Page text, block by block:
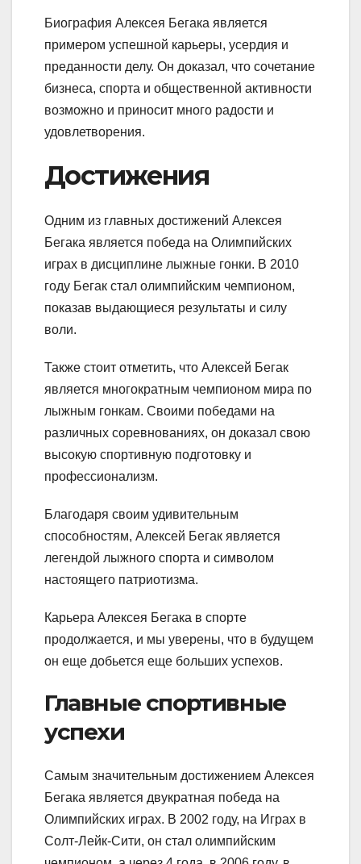
Биография Алексея Бегака является
примером успешной карьеры, усердия и
преданности делу. Он доказал, что сочетание
бизнеса, спорта и общественной активности
возможно и приносит много радости и
удовлетворения.
Достижения
Одним из главных достижений Алексея
Бегака является победа на Олимпийских
играх в дисциплине лыжные гонки. В 2010
году Бегак стал олимпийским чемпионом,
показав выдающиеся результаты и силу
воли.
Также стоит отметить, что Алексей Бегак
является многократным чемпионом мира по
лыжным гонкам. Своими победами на
различных соревнованиях, он доказал свою
высокую спортивную подготовку и
профессионализм.
Благодаря своим удивительным
способностям, Алексей Бегак является
легендой лыжного спорта и символом
настоящего патриотизма.
Карьера Алексея Бегака в спорте
продолжается, и мы уверены, что в будущем
он еще добьется еще больших успехов.
Главные спортивные
успехи
Самым значительным достижением Алексея
Бегака является двукратная победа на
Олимпийских играх. В 2002 году, на Играх в
Солт-Лейк-Сити, он стал олимпийским